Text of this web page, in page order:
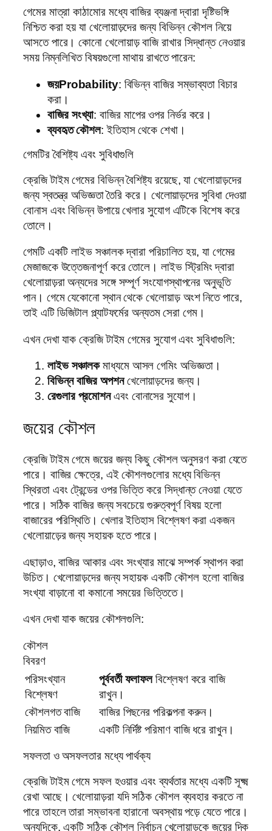
গেমের মাত্রা কাঠামোর মধ্যে বাজির ব্যঞ্জনা দ্বারা দৃষ্টিভঙ্গি
নিশ্চিত করা হয় যা খেলোয়াড়দের জন্য বিভিন্ন কৌশল নিয়ে
আসতে পারে। কোনো খেলোয়াড় বাজি রাখার সিদ্ধান্ত নেওয়ার
সময় নিম্নলিখিত বিষয়গুলো মাথায় রাখতে পারেন:
জয়Probability: বিভিন্ন বাজির সম্ভাব্যতা বিচার
করা।
বাজির সংখ্যা: বাজির মাপের ওপর নির্ভর করে।
ব্যবহৃত কৌশল: ইতিহাস থেকে শেখা।
গেমটির বৈশিষ্ট্য এবং সুবিধাগুলি
ক্রেজি টাইম গেমের বিভিন্ন বৈশিষ্ট্য রয়েছে, যা খেলোয়াড়দের
জন্য স্বতন্ত্র অভিজ্ঞতা তৈরি করে। খেলোয়াড়দের সুবিধা দেওয়া
বোনাস এবং বিভিন্ন উপায়ে খেলার সুযোগ এটিকে বিশেষ করে
তোলে।
গেমটি একটি লাইভ সঞ্চালক দ্বারা পরিচালিত হয়, যা গেমের
মেজাজকে উত্তেজনাপূর্ণ করে তোলে। লাইভ স্ট্রিমিং দ্বারা
খেলোয়াড়রা অন্যদের সঙ্গে সম্পূর্ণ সংযোগস্থাপনের অনুভূতি
পান। গেমে যেকোনো স্থান থেকে খেলোয়াড় অংশ নিতে পারে,
তাই এটি ডিজিটাল প্ল্যাটফর্মের অন্যতম সেরা গেম।
এখন দেখা যাক ক্রেজি টাইম গেমের সুযোগ এবং সুবিধাগুলি:
লাইভ সঞ্চালকমাধ্যমে আসল গেমিং অভিজ্ঞতা।
বিভিন্ন বাজির অপশনখেলোয়াড়দের জন্য।
রেগুলার প্রমোশনএবং বোনাসের সুযোগ।
জয়ের কৌশল
ক্রেজি টাইম গেমে জয়ের জন্য কিছু কৌশল অনুসরণ করা যেতে
পারে। বাজির ক্ষেত্রে, এই কৌশলগুলোর মধ্যে বিভিন্ন
স্থিরতা এবং ট্রেন্ডের ওপর ভিত্তি করে সিদ্ধান্ত নেওয়া যেতে
পারে। সঠিক বাজির জন্য সবচেয়ে গুরুত্বপূর্ণ বিষয় হলো
বাজারের পরিস্থিতি। খেলার ইতিহাস বিশ্লেষণ করা একজন
খেলোয়াড়ের জন্য সহায়ক হতে পারে।
এছাড়াও, বাজির আকার এবং সংখ্যার মাঝে সম্পর্ক স্থাপন করা
উচিত। খেলোয়াড়দের জন্য সহায়ক একটি কৌশল হলো বাজির
সংখ্যা বাড়ানো বা কমানো সময়ের ভিত্তিতে।
এখন দেখা যাক জয়ের কৌশলগুলি:
কৌশল
বিবরণ
পরিসংখ্যান
বিশ্লেষণ
পূর্ববর্তী ফলাফলবিশ্লেষণ করে বাজি
রাখুন।
কৌশলগত বাজি
বাজির পিছনের পরিকল্পনা করুন।
নিয়মিত বাজি
একটি নির্দিষ্ট পরিমাণ বাজি ধরে রাখুন।
সফলতা ও অসফলতার মধ্যে পার্থক্য
ক্রেজি টাইম গেমে সফল হওয়ার এবং ব্যর্থতার মধ্যে একটি সূক্ষ্ম
রেখা আছে। খেলোয়াড়রা যদি সঠিক কৌশল ব্যবহার করতে না
পারে তাহলে তারা সম্ভাবনা হারানো অবস্থায় পড়ে যেতে পারে।
অন্যদিকে, একটি সঠিক কৌশল নির্বাচন খেলোয়াড়কে জয়ের দিক